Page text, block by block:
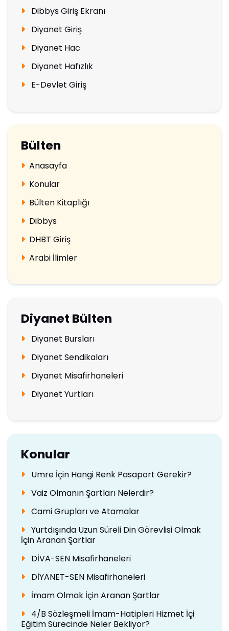
Dibbys Giriş Ekranı
Diyanet Giriş
Diyanet Hac
Diyanet Hafızlık
E-Devlet Giriş
Bülten
Anasayfa
Konular
Bülten Kitaplığı
Dibbys
DHBT Giriş
Arabi İlimler
Diyanet Bülten
Diyanet Bursları
Diyanet Sendikaları
Diyanet Misafirhaneleri
Diyanet Yurtları
Konular
Umre İçin Hangi Renk Pasaport Gerekir?
Vaiz Olmanın Şartları Nelerdir?
Cami Grupları ve Atamalar
Yurtdışında Uzun Süreli Din Görevlisi Olmak
İçin Aranan Şartlar
DİVA-SEN Misafirhaneleri
DİYANET-SEN Misafirhaneleri
İmam Olmak İçin Aranan Şartlar
4/B Sözleşmeli İmam-Hatipleri Hizmet İçi
Eğitim Sürecinde Neler Bekliyor?